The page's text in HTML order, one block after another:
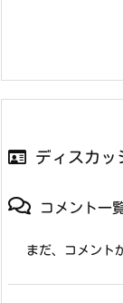
ディスカッ
コメント一
まだ、コメント